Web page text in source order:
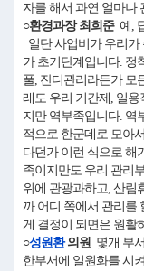
자를 해서 과연 얼마나
○환경과장 최희준예,
일단 사업비가 우리가
가 초기단계입니다. 정
풀, 잔디관리라든가 모
래도 우리 기간제, 일용
지만 역부족입니다. 역
적으로 한군데로 모아
다던가 이런 식으로 해
족이지만도 우리 관리
위에 관광과하고, 산림
까 어디 쪽에서 관리를
게 결정이 되면은 원활
○성원환의원 몇개 부
한부서에 일원화를 시